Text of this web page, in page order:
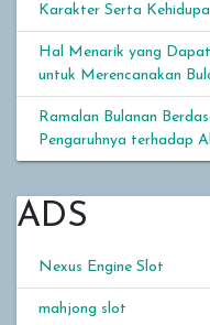
Karakter Serta
Hal Menarik yang
untuk Merencanakan
Ramalan Bulanan
Pengaruhnya terhadap
ADS
Nexus Engine Slot
mahjong slot